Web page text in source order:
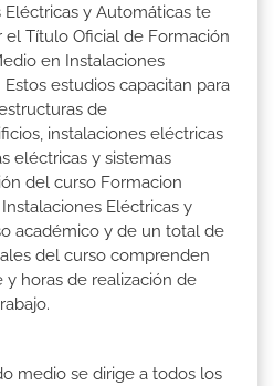
Eléctricas y Automáticas te
el Título Oficial de Formación
en Instalaciones
estudios capacitan para
de
instalaciones eléctricas
eléctricas y sistemas
del curso Formacion
Eléctricas y
académico y de un total de
del curso comprenden
y horas de realización de
medio se dirige a todos los